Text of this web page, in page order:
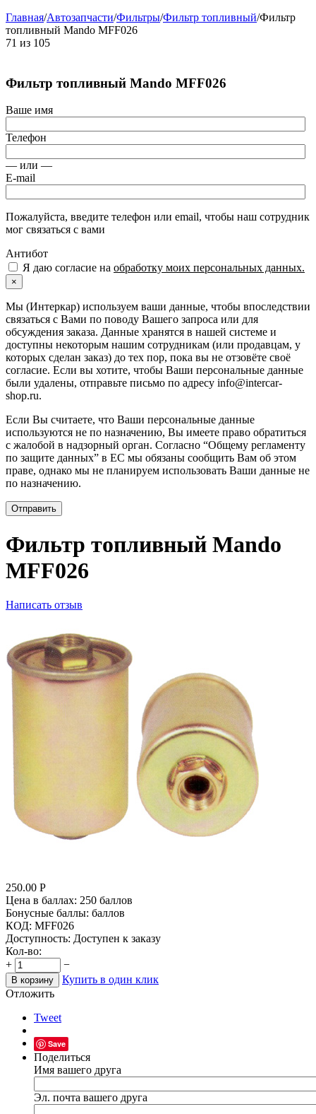
Главная/Автозапчасти/Фильтры/Фильтр топливный/Фильтр
топливный Mando MFF026
71 из 105
Фильтр топливный Mando MFF026
Ваше имя
Телефон
— или —
E-mail
Пожалуйста, введите телефон или email, чтобы наш сотрудник
мог связаться с вами
Антибот
Я даю согласие на обработку моих персональных данных.
×
Мы (Интеркар) используем ваши данные, чтобы впоследствии
связаться с Вами по поводу Вашего запроса или для
обсуждения заказа. Данные хранятся в нашей системе и
доступны некоторым нашим сотрудникам (или продавцам, у
которых сделан заказ) до тех пор, пока вы не отзовёте своё
согласие. Если вы хотите, чтобы Ваши персональные данные
были удалены, отправьте письмо по адресу info@intercar-
shop.ru.
Если Вы считаете, что Ваши персональные данные
используются не по назначению, Вы имеете право обратиться
с жалобой в надзорный орган. Согласно “Общему регламенту
по защите данных” в ЕС мы обязаны сообщить Вам об этом
праве, однако мы не планируем использовать Ваши данные не
по назначению.
Отправить
Фильтр топливный Mando
MFF026
Написать отзыв
250.00 Р
Цена в баллах: 250 баллов
Бонусные баллы: баллов
КОД: MFF026
Доступность: Доступен к заказу
Кол-во:
+
−
В корзину
Купить в один клик
Отложить
Tweet
Save
Поделиться
Имя вашего друга
Эл. почта вашего друга